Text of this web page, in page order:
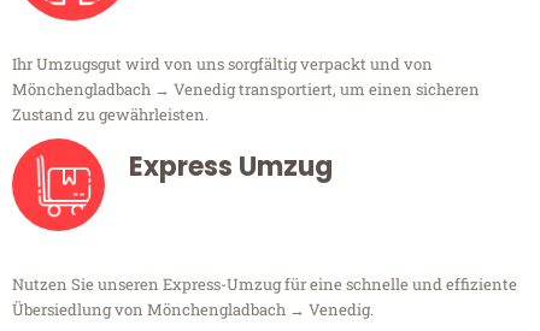
Ihr Umzugsgut wird von uns sorgfältig verpackt und von
Mönchengladbach → Venedig transportiert, um einen sicheren
Zustand zu gewährleisten.
Express Umzug
Nutzen Sie unseren Express-Umzug für eine schnelle und effiziente
Übersiedlung von Mönchengladbach → Venedig.